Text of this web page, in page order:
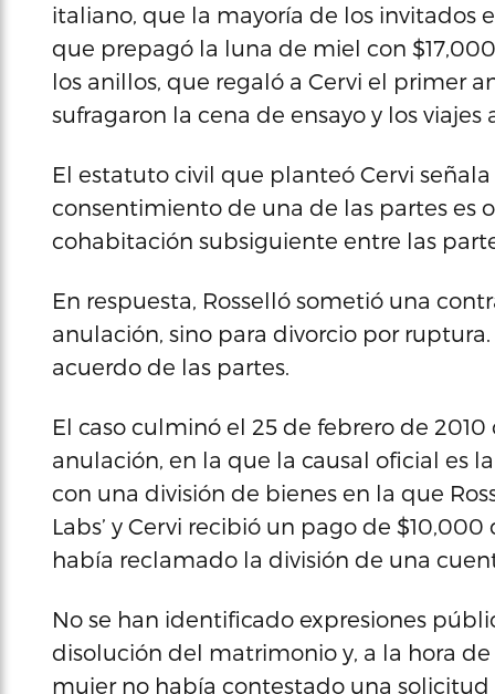
italiano, que la mayoría de los invitados
que prepagó la luna de miel con
los anillos, que regaló a Cervi el primer
sufragaron la cena de ensayo y los viajes
El estatuto civil que planteó Cervi
consentimiento de una de las partes es
cohabitación subsiguiente entre las
En respuesta, Rosselló sometió una
anulación, sino para divorcio por
acuerdo de las partes.
El caso culminó el 25 de febrero de
anulación, en la que la causal oficial es
con una división de bienes en la que
Labs’ y Cervi recibió un pago de
había reclamado la división de una
No se han identificado expresiones
disolución del matrimonio y, a la hora
mujer no había contestado una